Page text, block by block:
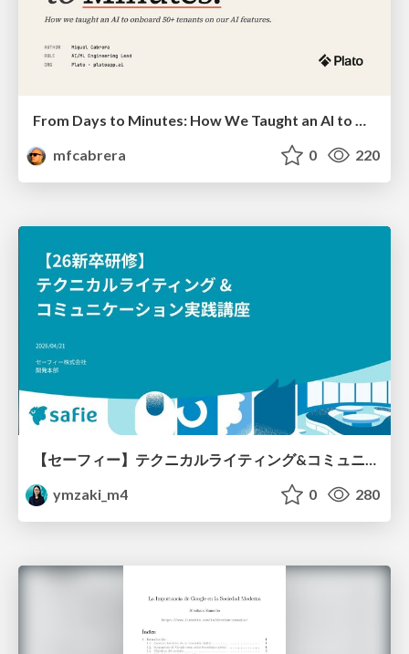
From Days to Minutes: How We Taught an AI to Onboard 50+ Tenants on our AI Features
mfcabrera
0 220
【セーフィー】テクニカルライティング&コミュニケーション実践講座（26新卒エンジニア向け研修資料）
ymzaki_m4
0 280